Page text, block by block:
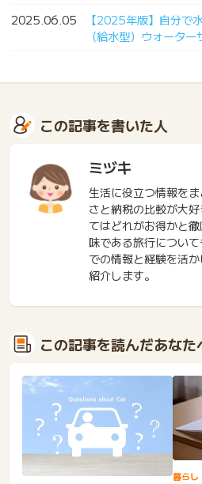
2025.06.05
【2025年版】自分で
（給水型）ウォータ
この記事を書いた人
ミヅキ
生活に役立つ情報を
さと納税の比較が大
てはどれがお得かと
味である旅行につい
での情報と経験を活
紹介します。
この記事を読んだあなた
暮らし